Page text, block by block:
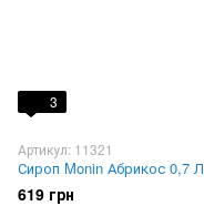
3
Артикул: 11321
Сироп Monin Абрикос 0,7 Л
619 грн